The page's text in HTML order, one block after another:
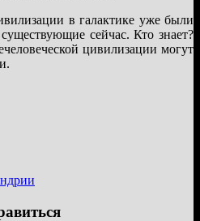
в галактике уже были
сейчас. Кто знает?
цивилизации могут